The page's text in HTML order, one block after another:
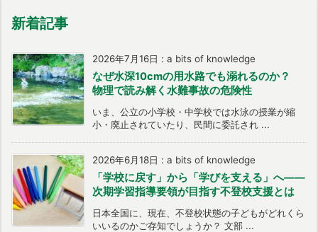
新着記事
2026年7月16日 : a bits of knowledge
なぜ水深10cmの用水路でも溺れるのか？
物理で読み解く水難事故の危険性
いま、公立の小学校・中学校では水泳の授業が縮
小・廃止されていたり、民間に委託され ...
2026年6月18日 : a bits of knowledge
「学校に戻す」から「学びを支える」へ――
次期学習指導要領が目指す不登校支援とは
日本全国に、現在、不登校状態の子どもがどれくら
いいるのかご存知でしょうか？ 文部 ...